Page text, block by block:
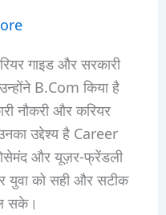
गाइड और सरकारी
B.Com किया है
नौकरी और करियर
उद्देश्य है Career
और यूज़र-फ्रेंडली
युवा को सही और सटीक
सके।